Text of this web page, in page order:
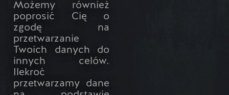
Możemy również
poprosić Cię o
zgodę na
przetwarzanie
Twoich danych do
innych celów.
Ilekroć
przetwarzamy dane